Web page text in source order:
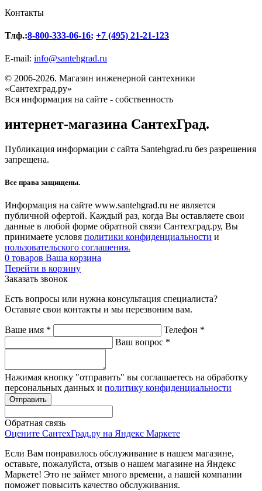
Контакты
Тлф.:8-800-333-06-16; +7 (495) 21-21-123
E-mail: info@santehgrad.ru
© 2006-2026. Магазин инженерной сантехники
«Сантехград.ру»
Вся информация на сайте - собственность
интернет-магазина СантехГрад.
Публикация информации с сайта Santehgrad.ru без разрешения
запрещена.
Все права защищены.
Информация на сайте www.santehgrad.ru не является
публичной офертой. Каждый раз, когда Вы оставляете свои
данные в любой форме обратной связи Сантехград.ру, Вы
принимаете условя политики конфиденциальности и
пользовательского соглашения.
0 товаров Ваша корзина
Перейти в корзину
Заказать звонок
Есть вопросы или нужна консультация специалиста?
Оставьте свои контакты и мы перезвоним вам.
Ваше имя * Телефон *
Ваш вопрос *
Нажимая кнопку "отправить" вы соглашаетесь на обработку
персональных данных и политику конфиденциальности
Обратная связь
Оцените СантехГрад.ру на Яндекс Маркете
Если Вам понравилось обслуживание в нашем магазине,
оставьте, пожалуйста, отзыв о нашем магазине на Яндекс
Маркете! Это не займет много времени, а нашей компании
поможет повысить качество обслуживания.